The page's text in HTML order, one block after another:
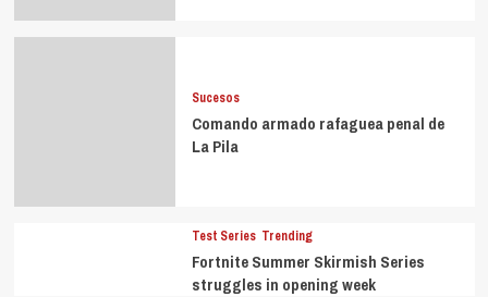
Sucesos
Comando armado rafaguea penal de
La Pila
Test Series Trending
Fortnite Summer Skirmish Series
struggles in opening week